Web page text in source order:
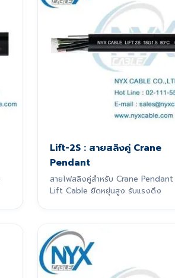
Lift-2S : สายสลิงคู่ Crane
Pendant
สายไฟสลิงคู่สำหรับ Crane
Lift Cable ยืดหยุ่นสูง รับแรงดึง